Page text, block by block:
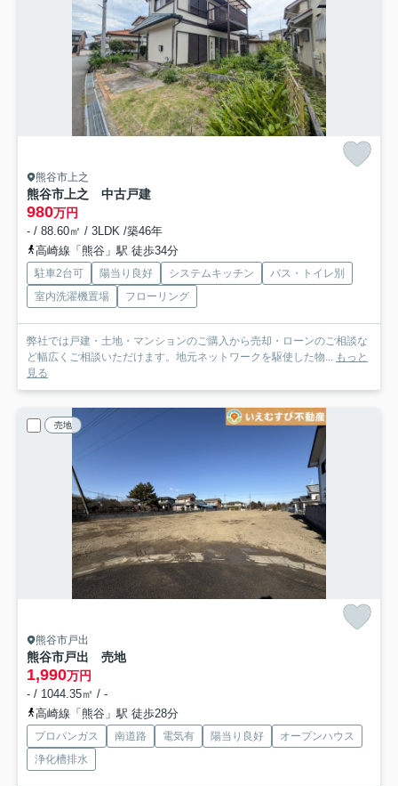
熊谷市上之
熊谷市上之 中古戸建
980万円
- / 88.60㎡ / 3LDK /築46年
高崎線「熊谷」駅 徒歩34分
駐車2台可 陽当り良好 システムキッチン
バス・トイレ別
室内洗濯機置場
フローリング
弊社では戸建・土地・マンションのご購入から売却・ローンのご相談な
ど幅広くご相談いただけます。地元ネットワークを駆使した物... もっと
見る
売地
熊谷市戸出
熊谷市戸出 売地
1,990万円
- / 1044.35㎡ / -
高崎線「熊谷」駅 徒歩28分
プロパンガス 南道路 電気有 陽当り良好
オープンハウス
浄化槽排水